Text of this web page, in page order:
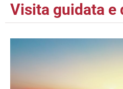
Visita guidata e